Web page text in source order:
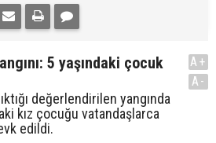
5 yaşındaki çocuk
değerlendirilen yangında
kız çocuğu vatandaşlarca
edildi.
A+
A-